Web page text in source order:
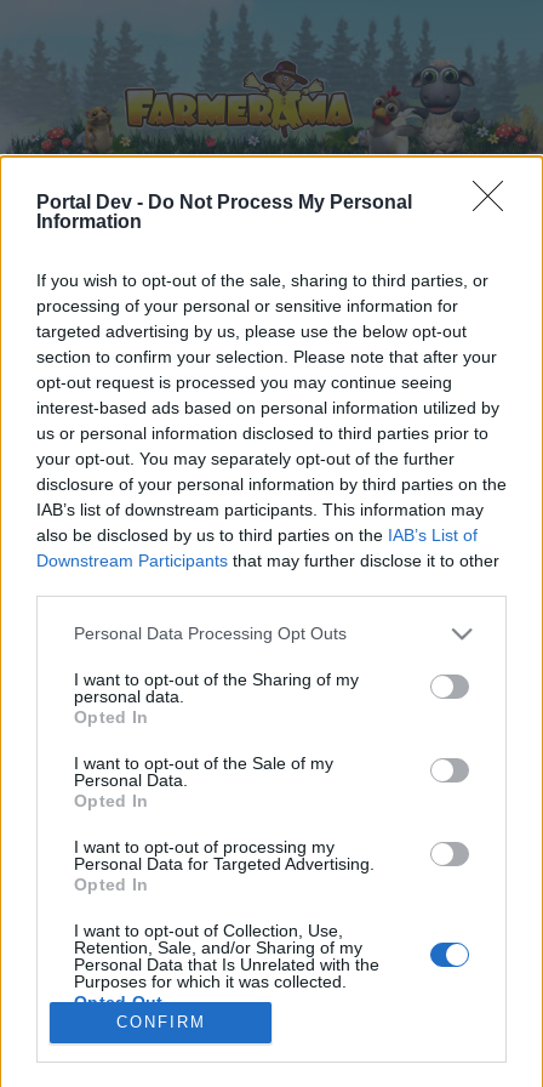
Portal Dev - Do Not Process My Personal
Information
If you wish to opt-out of the sale, sharing to third parties, or
processing of your personal or sensitive information for
targeted advertising by us, please use the below opt-out
section to confirm your selection. Please note that after your
opt-out request is processed you may continue seeing
interest-based ads based on personal information utilized by
us or personal information disclosed to third parties prior to
your opt-out. You may separately opt-out of the further
disclosure of your personal information by third parties on the
IAB’s list of downstream participants. This information may
also be disclosed by us to third parties on the IAB’s List of
Downstream Participants that may further disclose it to other
Personal Data Processing Opt Outs
I want to opt-out of the Sharing of my
personal data.
Opted In
I want to opt-out of the Sale of my
Personal Data.
Opted In
I want to opt-out of processing my
Personal Data for Targeted Advertising.
Opted In
I want to opt-out of Collection, Use,
Retention, Sale, and/or Sharing of my
Personal Data that Is Unrelated with the
Purposes for which it was collected.
Opted Out
CONFIRM
Foren ... Diskussionsrunde Mini-EventFeedback & Gespräche zu
Mitglieder, denen der Beitrag #4306
gefällt
Liebe(r) Forum-Leser/in,
wenn Du in diesem Forum aktiv an den
Gesprächen teilnehmen oder eigene Themen
starten möchtest, musst Du Dich bitte zunächst
im Spiel einloggen. Falls Du noch keinen
Wir freuen uns auf Deinen nächsten Besuch in
unserem Forum!„Zum Spiel“
Day, Supersale, Mühlenabo, Wolkenlinien usw.
tanni71
Beiträge:
19.845 Zustimmungen: Punkte für Erfolge:
Steppenwolf_AC
Beiträge: 77 Zustimmungen: 607 Punkte für Erfolge:
dummydummy
Beiträge: 5.435
Letzte Beiträge